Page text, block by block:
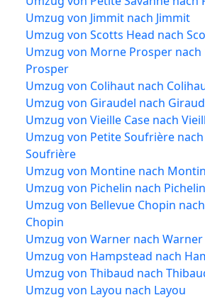
Umzug von Jimmit nach Jimmit
Umzug von Scotts Head nach
Umzug von Morne Prosper
Prosper
Umzug von Colihaut nach
Umzug von Giraudel nach
Umzug von Vieille Case nach
Umzug von Petite Soufrière
Soufrière
Umzug von Montine nach
Umzug von Pichelin nach Pichelin
Umzug von Bellevue Chopin
Chopin
Umzug von Warner nach Warner
Umzug von Hampstead nach
Umzug von Thibaud nach
Umzug von Layou nach Layou